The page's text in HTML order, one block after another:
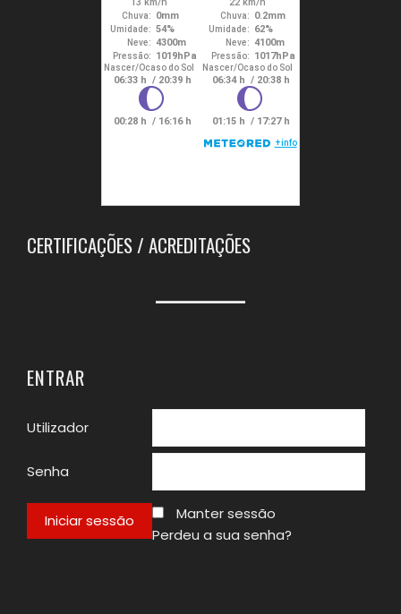
CERTIFICAÇÕES / ACREDITAÇÕES
ENTRAR
Utilizador
Senha
Manter sessão
Perdeu a sua senha?